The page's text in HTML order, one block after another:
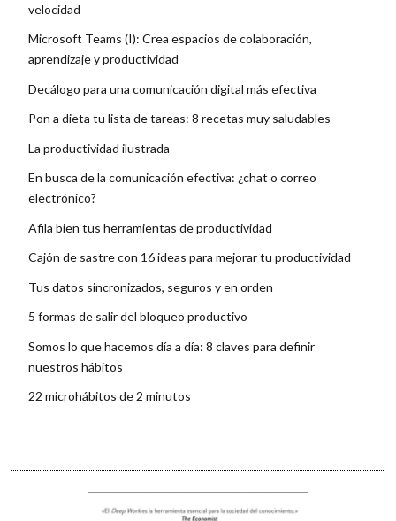
velocidad
Microsoft Teams (I): Crea espacios de colaboración,
aprendizaje y productividad
Decálogo para una comunicación digital más efectiva
Pon a dieta tu lista de tareas: 8 recetas muy saludables
La productividad ilustrada
En busca de la comunicación efectiva: ¿chat o correo
electrónico?
Afila bien tus herramientas de productividad
Cajón de sastre con 16 ideas para mejorar tu productividad
Tus datos sincronizados, seguros y en orden
5 formas de salir del bloqueo productivo
Somos lo que hacemos día a día: 8 claves para definir
nuestros hábitos
22 microhábitos de 2 minutos